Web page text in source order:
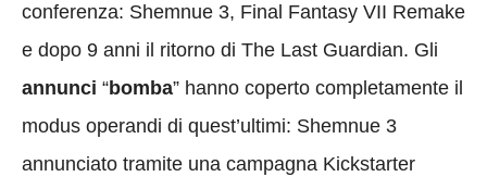
conferenza: Shemnue 3, Final Fantasy VII Remake
e dopo 9 anni il ritorno di The Last Guardian. Gli
annunci “bomba” hanno coperto completamente il
modus operandi di quest’ultimi: Shemnue 3
annunciato tramite una campagna Kickstarter